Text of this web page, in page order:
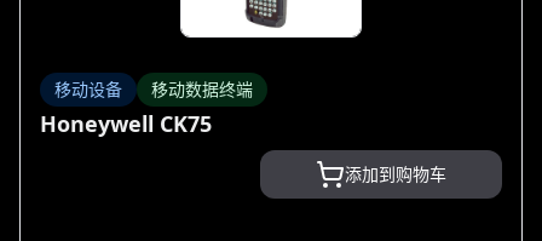
移动设备 移动数据终端
Honeywell CK75
添加到购物车